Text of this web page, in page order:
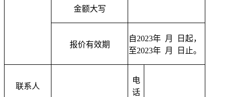
金额大写
报价有效期
自2023年 月 日起，
至2023年 月 日止。
联系人
电
话